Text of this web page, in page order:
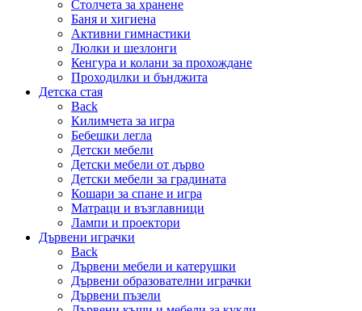
Столчета за хранене
Баня и хигиена
Активни гимнастики
Люлки и шезлонги
Кенгура и колани за прохождане
Проходилки и бънджита
Детска стая
Back
Килимчета за игра
Бебешки легла
Детски мебели
Детски мебели от дърво
Детски мебели за градината
Кошари за спане и игра
Матраци и възглавници
Лампи и проектори
Дървени играчки
Back
Дървени мебели и катерушки
Дървени образователни играчки
Дървени пъзели